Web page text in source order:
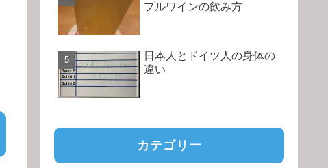
プルワインの飲み方
日本人とドイツ人の身体の
違い
カテゴリー